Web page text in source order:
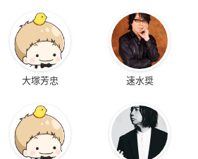
大塚芳忠 速水奨